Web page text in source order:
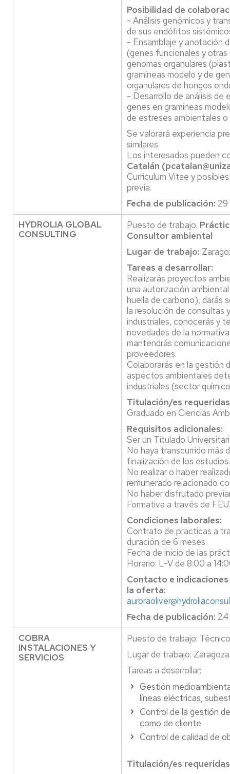
Posibilidad de
- Análisis genómicos y
de sus endófitos
- Ensamblaje y anotación
(genes funcionales y
genomas organulares
gramíneas modelo y de
organulares de hongos
- Desarrollo de análisis de
genes en gramíneas
de estreses ambientales
Se valorará experiencia
similares.
Los interesados pueden
Catalán
Curriculum Vitae y
previa.
Fecha de publicación: 29
HYDROLIA GLOBAL
CONSULTING
Puesto de trabajo:
Consultor ambiental
Lugar de trabajo:
Tareas a desarrollar:
Realizarás proyectos
una autorización
huella de carbono), darás
la resolución de consultas
industriales, conocerás y
novedades de la
mantendrás
proveedores.
Colaborarás en la gestión
aspectos ambientales
industriales (sector
Titulación/es
Graduado en Ciencias
Requisitos adicionales:
Ser un Titulado
No haya transcurrido más
finalización de los estudios.
No realizar o haber
remunerado relacionado
No haber disfrutado
Formativa a través de
Condiciones laborales:
Contrato de practicas a
duración de 6 meses.
Fecha de inicio de las
Horario: L-V de 8:00 a
Contacto e
la oferta:
Fecha de publicación: 24
COBRA
INSTALACIONES Y
SERVICIOS
Puesto de trabajo:
Lugar de trabajo: Zaragoza
Tareas a desarrollar:
Gestión
líneas eléctricas,
Control de la gestión
como de cliente
Control de calidad de
Titulación/es